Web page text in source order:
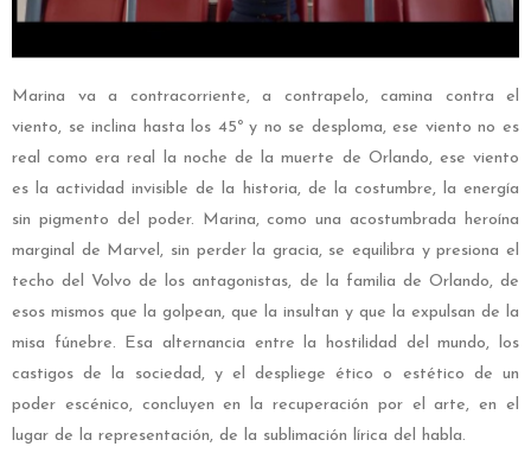
Marina va a contracorriente, a contrapelo, camina contra el
viento, se inclina hasta los 45º y no se desploma, ese viento no es
real como era real la noche de la muerte de Orlando, ese viento
es la actividad invisible de la historia, de la costumbre, la energía
sin pigmento del poder. Marina, como una acostumbrada heroína
marginal de Marvel, sin perder la gracia, se equilibra y presiona el
techo del Volvo de los antagonistas, de la familia de Orlando, de
esos mismos que la golpean, que la insultan y que la expulsan de la
misa fúnebre. Esa alternancia entre la hostilidad del mundo, los
castigos de la sociedad, y el despliege ético o estético de un
poder escénico, concluyen en la recuperación por el arte, en el
lugar de la representación, de la sublimación lírica del habla.